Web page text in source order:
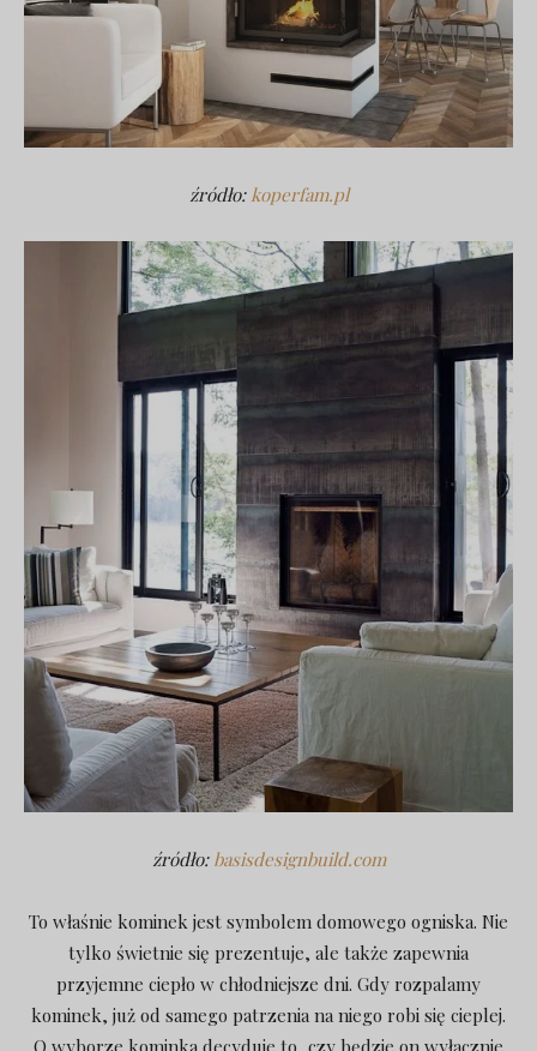
źródło: koperfam.pl
źródło: basisdesignbuild.com
To właśnie kominek jest symbolem domowego ogniska. Nie
tylko świetnie się prezentuje, ale także zapewnia
przyjemne ciepło w chłodniejsze dni. Gdy rozpalamy
kominek, już od samego patrzenia na niego robi się cieplej.
O wyborze kominka decyduje to, czy będzie on wyłącznie